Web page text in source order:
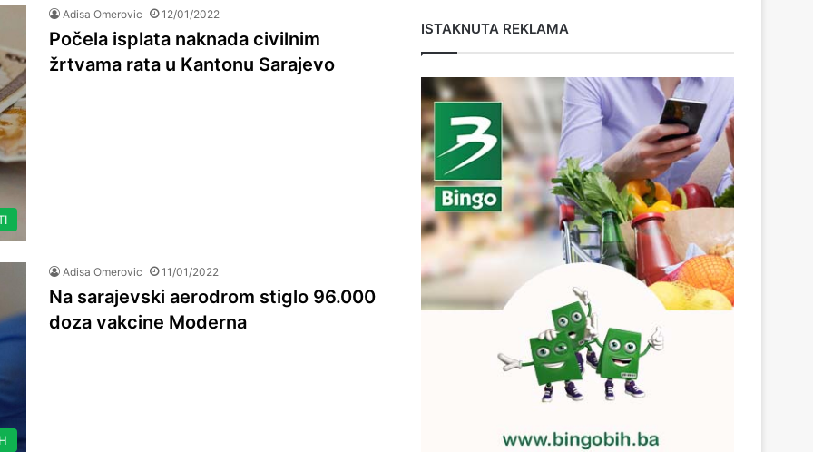
Adisa Omerovic 12/01/2022
Počela isplata naknada civilnim
žrtvama rata u Kantonu Sarajevo
Adisa Omerovic 11/01/2022
Na sarajevski aerodrom stiglo 96.000
doza vakcine Moderna
ISTAKNUTA REKLAMA